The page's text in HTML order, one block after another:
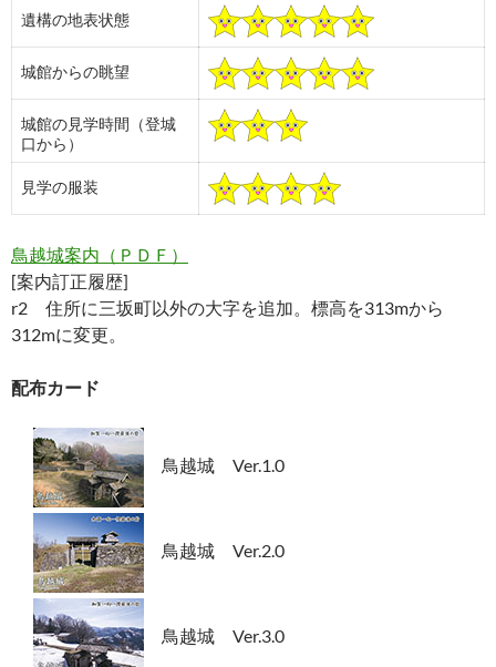
遺構の地表状態
城館からの眺望
城館の見学時間（登城
口から）
見学の服装
鳥越城案内（ＰＤＦ）
[案内訂正履歴]
r2 住所に三坂町以外の大字を追加。標高を313mから
312mに変更。
配布カード
鳥越城 Ver.1.0
鳥越城 Ver.2.0
鳥越城 Ver.3.0